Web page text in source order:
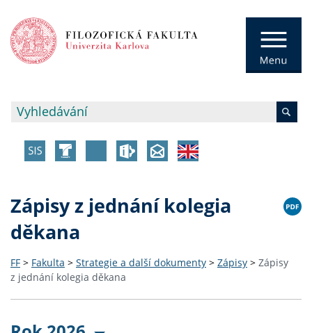
Zápisy z jednání kolegia
děkana
FF > Fakulta > Strategie a další dokumenty > Zápisy > Zápisy
z jednání kolegia děkana